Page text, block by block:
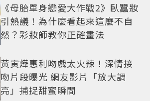
《母胎單身戀愛大作戰2》臥蠶妝
引熱議！為什麼看起來這麼不自
然？彩妝師教你正確畫法
黃寅燁惠利吻戲太火辣！深情接
吻片段曝光 網友影片「放大調
亮」捕捉甜蜜瞬間